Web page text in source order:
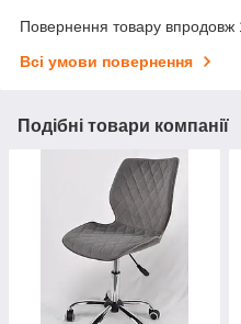
Повернення товару впродовж
Всі умови повернення
Подібні товари компанії